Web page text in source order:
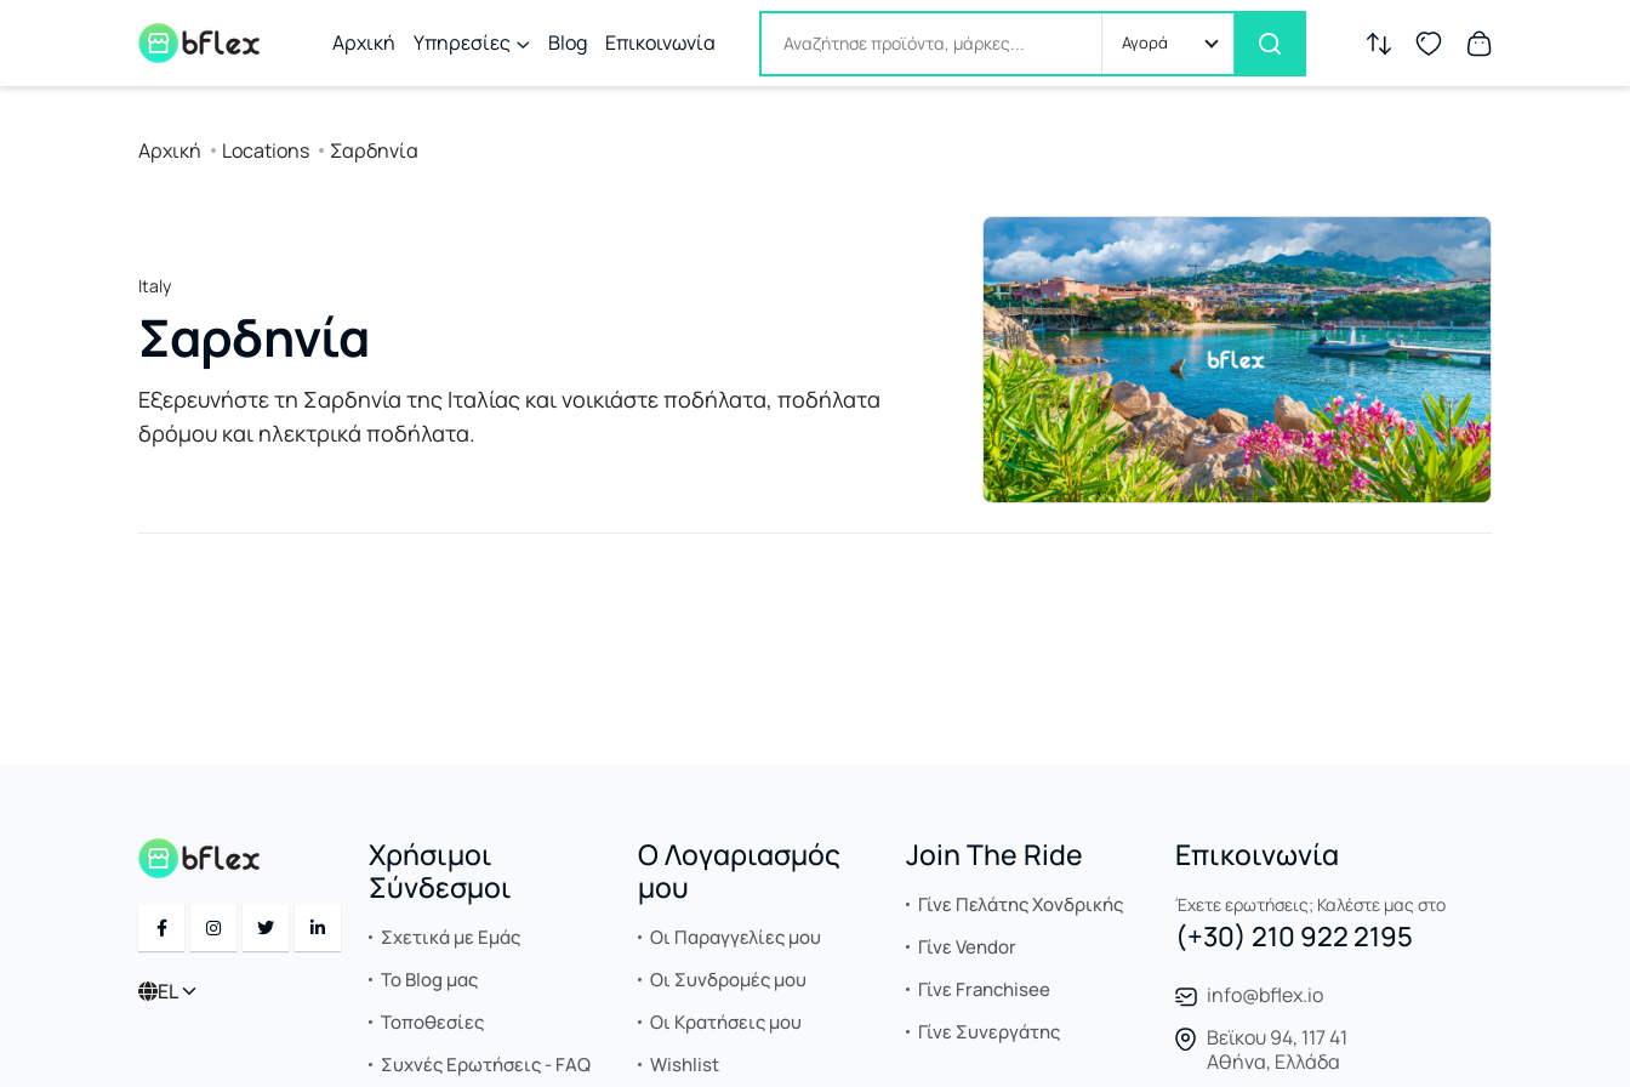
Αρχική Υπηρεσίες Blog Επικοινωνία Αγορά
Αρχική Locations Σαρδηνία
Italy
Σαρδηνία
Εξερευνήστε τη Σαρδηνία της Ιταλίας και νοικιάστε ποδήλατα, ποδήλατα
δρόμου και ηλεκτρικά ποδήλατα.
EL
Επικοινωνία
Έχετε ερωτήσεις; Καλέστε μας στο
(+30) 210 922 2195
info@bflex.io
Βεϊκου 94, 117 41
Αθήνα, Ελλάδα
Χρήσιμοι
Σύνδεσμοι
Σχετικά με Εμάς
Το Blog μας
Τοποθεσίες
Συχνές Ερωτήσεις - FAQ
Ο Λογαριασμός
μου
Οι Παραγγελίες μου
Οι Συνδρομές μου
Οι Κρατήσεις μου
Wishlist
Join The Ride
Γίνε Πελάτης Χονδρικής
Γίνε Vendor
Γίνε Franchisee
Γίνε Συνεργάτης